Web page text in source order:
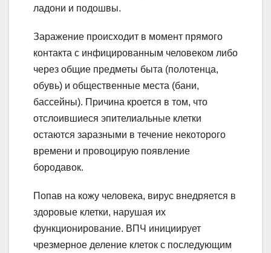
ладони и подошвы.
Заражение происходит в момент прямого
контакта с инфицированным человеком либо
через общие предметы быта (полотенца,
обувь) и общественные места (бани,
бассейны). Причина кроется в том, что
отслоившиеся эпителиальные клетки
остаются заразными в течение некоторого
времени и провоцирую появление
бородавок.
Попав на кожу человека, вирус внедряется в
здоровые клетки, нарушая их
функционирование. ВПЧ инициирует
чрезмерное деление клеток с последующим